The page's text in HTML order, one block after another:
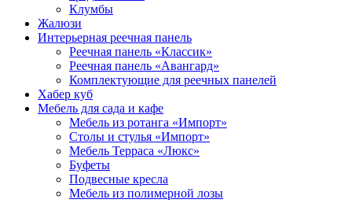
Клумбы
Жалюзи
Интерьерная реечная панель
Реечная панель «Классик»
Реечная панель «Авангард»
Комплектующие для реечных панелей
Хабер куб
Мебель для сада и кафе
Мебель из ротанга «Импорт»
Столы и стулья «Импорт»
Мебель Терраса «Люкс»
Буфеты
Подвесные кресла
Мебель из полимерной лозы